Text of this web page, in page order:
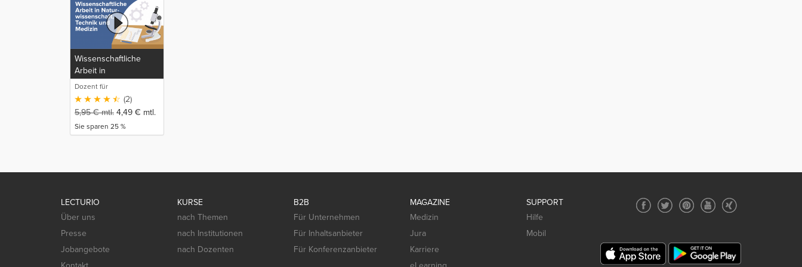
Wissenschaftliche
Arbeit in
Naturwissenschaft,
Technik und Medizin
Dozent für
wissenschaftliche Arbeit
(2)
5,95€mtl. 4,49 € mtl.
Sie sparen 25 %
LECTURIO
Über uns
Presse
Jobangebote
KURSE
nach Themen
nach Institutionen
nach Dozenten
B2B
Für Unternehmen
Für Inhaltsanbieter
Für Konferenzanbieter
MAGAZINE
Medizin
Jura
Karriere
SUPPORT
Hilfe
Mobil